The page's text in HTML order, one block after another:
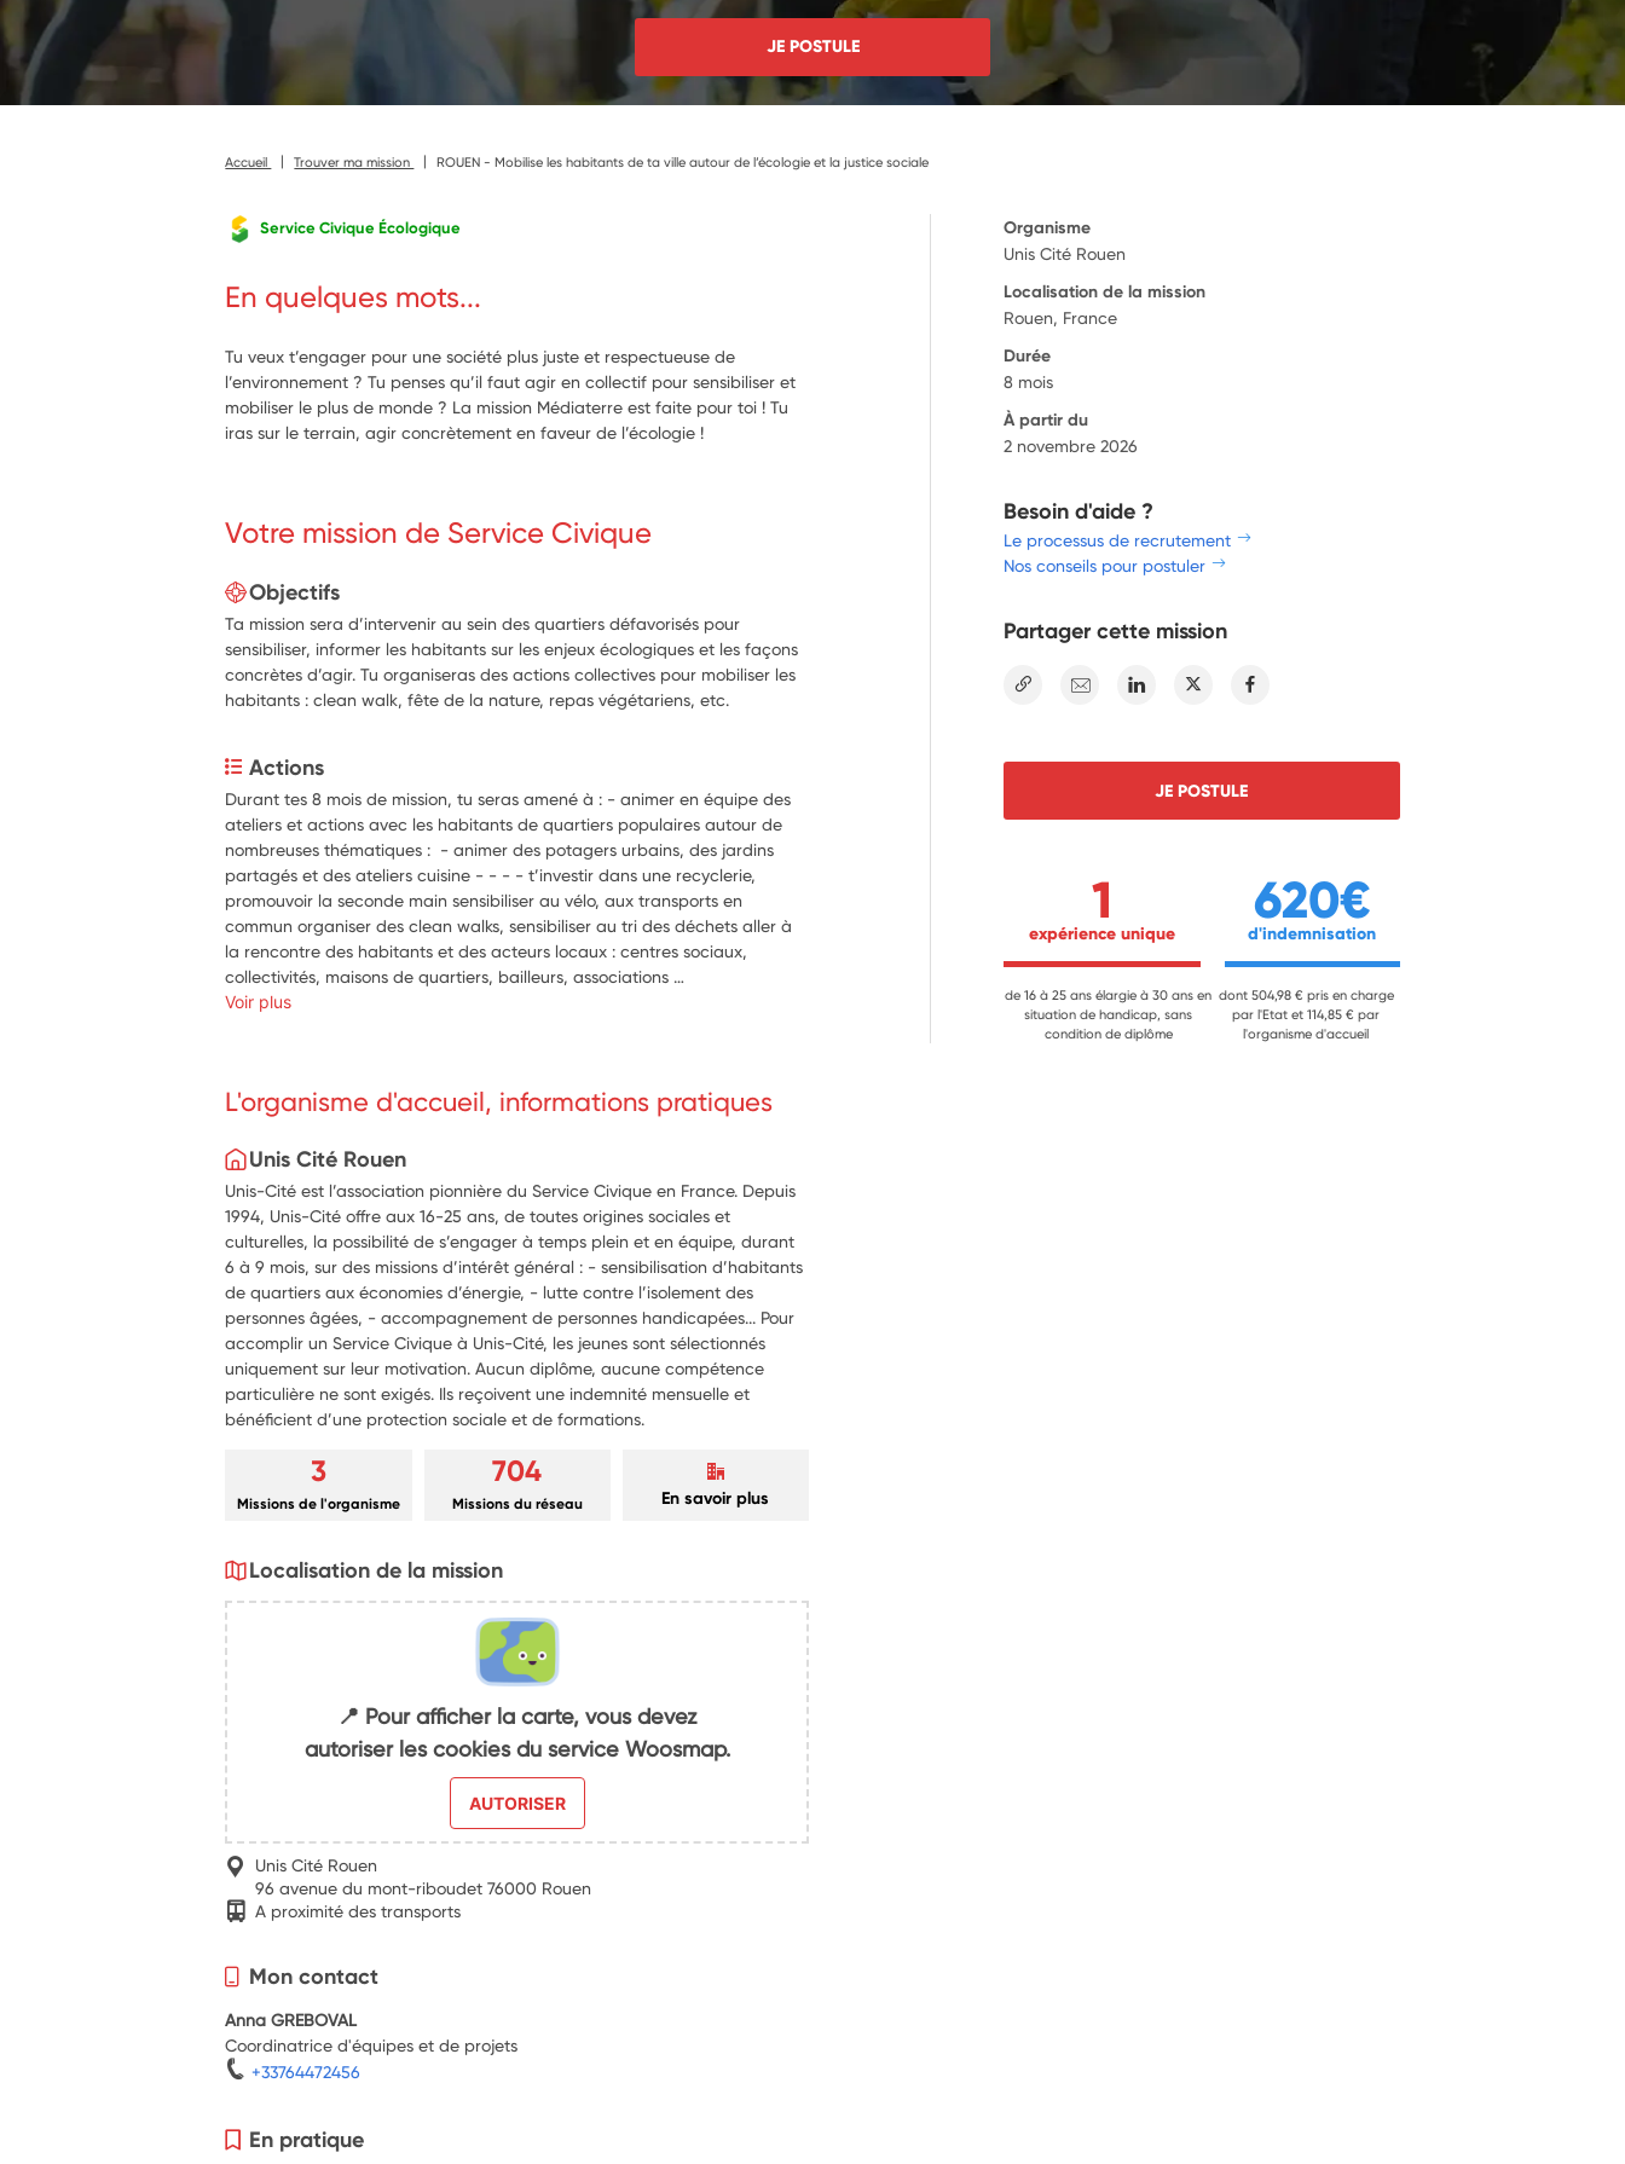
JE POSTULE
Accueil Trouver ma mission ROUEN - Mobilise les habitants de ta ville autour de l’écologie et la justice sociale
Service Civique Écologique
En quelques mots...
Tu veux t’engager pour une société plus juste et respectueuse de
l’environnement ? Tu penses qu’il faut agir en collectif pour sensibiliser et
mobiliser le plus de monde ? La mission Médiaterre est faite pour toi ! Tu
iras sur le terrain, agir concrètement en faveur de l’écologie !
Votre mission de Service Civique
Objectifs
Ta mission sera d’intervenir au sein des quartiers défavorisés pour
sensibiliser, informer les habitants sur les enjeux écologiques et les façons
concrètes d’agir. Tu organiseras des actions collectives pour mobiliser les
habitants : clean walk, fête de la nature, repas végétariens, etc.
Actions
Durant tes 8 mois de mission, tu seras amené à : - animer en équipe des
ateliers et actions avec les habitants de quartiers populaires autour de
nombreuses thématiques :  - animer des potagers urbains, des jardins
partagés et des ateliers cuisine - - - - t’investir dans une recyclerie,
promouvoir la seconde main sensibiliser au vélo, aux transports en
commun organiser des clean walks, sensibiliser au tri des déchets aller à
la rencontre des habitants et des acteurs locaux : centres sociaux,
collectivités, maisons de quartiers, bailleurs, associations
environnementales. - - - - planifier et organiser des évènements
engagés pour l’écologie. développer des compétences transverses sur le
créativité.
Voir plus
L'organisme d'accueil, informations pratiques
Unis Cité Rouen
Unis-Cité est l’association pionnière du Service Civique en France. Depuis
1994, Unis-Cité offre aux 16-25 ans, de toutes origines sociales et
culturelles, la possibilité de s’engager à temps plein et en équipe, durant
6 à 9 mois, sur des missions d’intérêt général : - sensibilisation d’habitants
de quartiers aux économies d’énergie, - lutte contre l’isolement des
personnes âgées, - accompagnement de personnes handicapées... Pour
accomplir un Service Civique à Unis-Cité, les jeunes sont sélectionnés
uniquement sur leur motivation. Aucun diplôme, aucune compétence
particulière ne sont exigés. Ils reçoivent une indemnité mensuelle et
bénéficient d’une protection sociale et de formations.
3
Missions de l'organisme
704
Missions du réseau En savoir plus
Localisation de la mission
📍 Pour afficher la carte, vous devez
autoriser les cookies du service Woosmap.
AUTORISER
Unis Cité Rouen
96 avenue du mont-riboudet 76000 Rouen
A proximité des transports
Mon contact
Anna GREBOVAL
Coordinatrice d'équipes et de projets
+33764472456
En pratique
Organisme
Unis Cité Rouen
Localisation de la mission
Rouen, France
Durée
8 mois
À partir du
2 novembre 2026
Besoin d'aide ?
Le processus de recrutement
Nos conseils pour postuler
Partager cette mission
E-mail Linkedin Twitter
JE POSTULE
1
expérience unique
de 16 à 25 ans élargie à 30 ans en
situation de handicap, sans
condition de diplôme
620€
d'indemnisation
dont 504,98 € pris en charge
par l'Etat et 114,85 € par
l'organisme d'accueil